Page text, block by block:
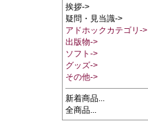
挨拶->
疑問・見当識->
アドホックカテゴリ->
出版物->
ソフト->
グッズ->
その他->
新着商品...
全商品...